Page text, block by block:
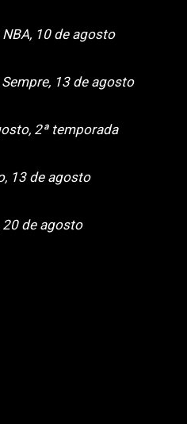
10 de agosto
13 de agosto
2ª temporada
13 de agosto
20 de agosto